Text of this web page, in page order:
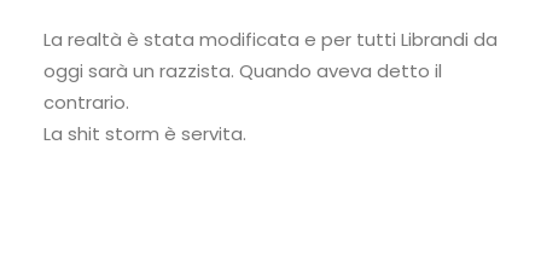
La realtà è stata modificata e per tutti Librandi da
oggi sarà un razzista. Quando aveva detto il
contrario.
La shit storm è servita.